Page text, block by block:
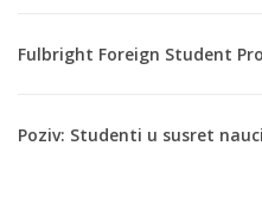
Fulbright Foreign Student
Poziv: Studenti u susret